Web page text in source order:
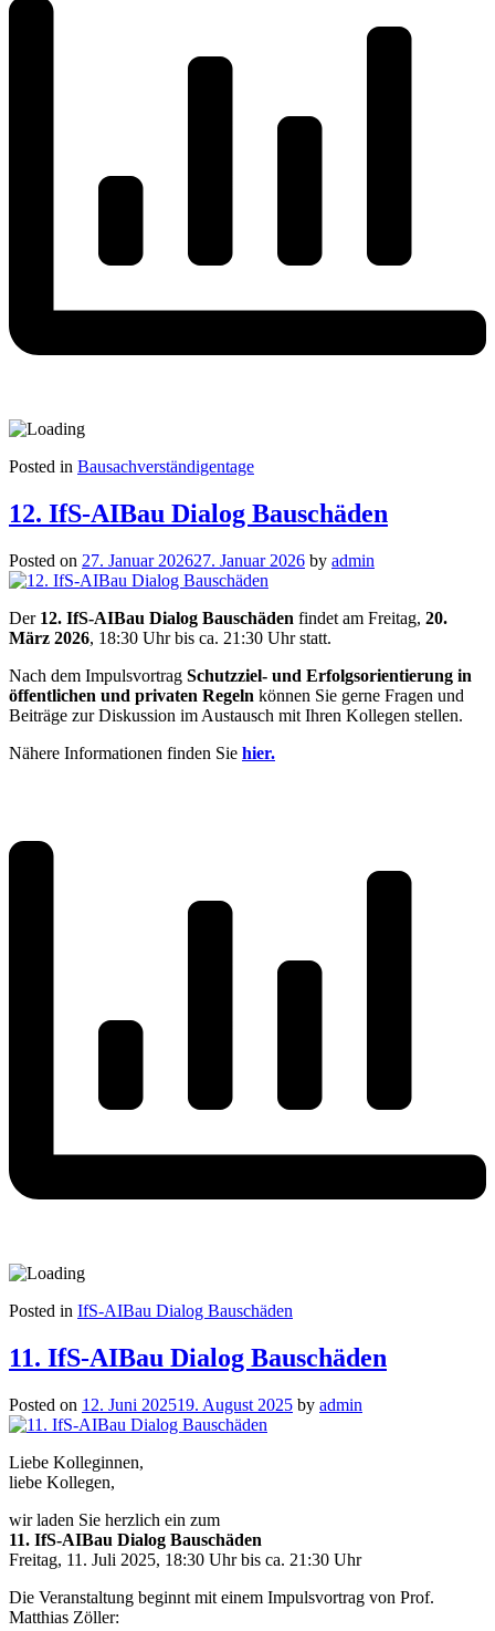
Posted in Bausachverständigentage
12. IfS-AIBau Dialog Bauschäden
Posted on 27. Januar 202627. Januar 2026 by admin
Der 12. IfS-AIBau Dialog Bauschäden findet am Freitag, 20.
März 2026, 18:30 Uhr bis ca. 21:30 Uhr statt.
Nach dem Impulsvortrag Schutzziel- und Erfolgsorientierung in
öffentlichen und privaten Regeln können Sie gerne Fragen und
Beiträge zur Diskussion im Austausch mit Ihren Kollegen stellen.
Nähere Informationen finden Sie hier.
Posted in IfS-AIBau Dialog Bauschäden
11. IfS-AIBau Dialog Bauschäden
Posted on 12. Juni 202519. August 2025 by admin
Liebe Kolleginnen,
liebe Kollegen,
wir laden Sie herzlich ein zum
11. IfS-AIBau Dialog Bauschäden
Freitag, 11. Juli 2025, 18:30 Uhr bis ca. 21:30 Uhr
Die Veranstaltung beginnt mit einem Impulsvortrag von Prof.
Matthias Zöller: